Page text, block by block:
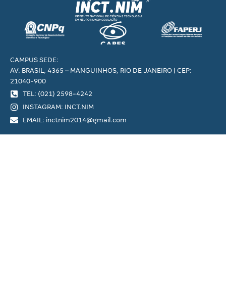
CAMPUS SEDE:
AV. BRASIL, 4365 – MANGUINHOS, RIO DE JANEIRO | CEP:
21040-900
TEL: (021) 2598-4242
INSTAGRAM: INCT.NIM
EMAIL: inctnim2014@gmail.com